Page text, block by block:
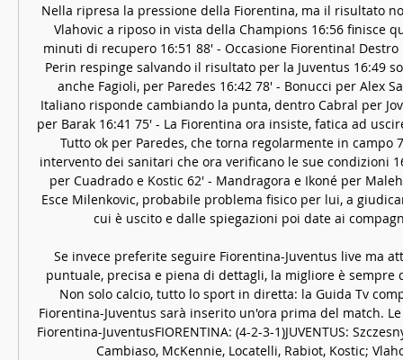
Nella ripresa la pressione della Fiorentina, ma il risultato
Vlahovic a riposo in vista della Champions 16:56 finisce
minuti di recupero 16:51 88' - Occasione Fiorentina!
Perin respinge salvando il risultato per la Juventus 16:49
anche Fagioli, per Paredes 16:42 78' - Bonucci per Alex
Italiano risponde cambiando la punta, dentro Cabral per
per Barak 16:41 75' - La Fiorentina ora insiste, fatica ad
Tutto ok per Paredes, che torna regolarmente in campo
intervento dei sanitari che ora verificano le sue condizioni
per Cuadrado e Kostic 62' - Mandragora e Ikoné per
Esce Milenkovic, probabile problema fisico per lui, a
cui è uscito e dalle spiegazioni poi date ai
Se invece preferite seguire Fiorentina-Juventus live ma
puntuale, precisa e piena di dettagli, la migliore è sempre
Non solo calcio, tutto lo sport in diretta: la Guida Tv
Fiorentina-Juventus sarà inserito un'ora prima del match.
Fiorentina-JuventusFIORENTINA: (4-2-3-1)JUVENTUS:
Cambiaso, McKennie, Locatelli, Rabiot, Kostic;